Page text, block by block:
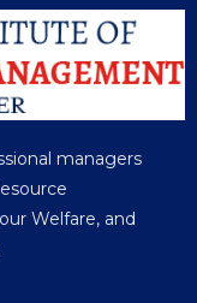
managers
Welfare, and